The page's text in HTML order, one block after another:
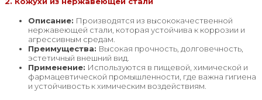
Описание: Производятся из высококачественной
нержавеющей стали, которая устойчива к коррозии и
агрессивным средам.
Преимущества: Высокая прочность, долговечность,
эстетичный внешний вид.
Применение: Используются в пищевой, химической и
фармацевтической промышленности, где важна гигиена
и устойчивость к химическим воздействиям.